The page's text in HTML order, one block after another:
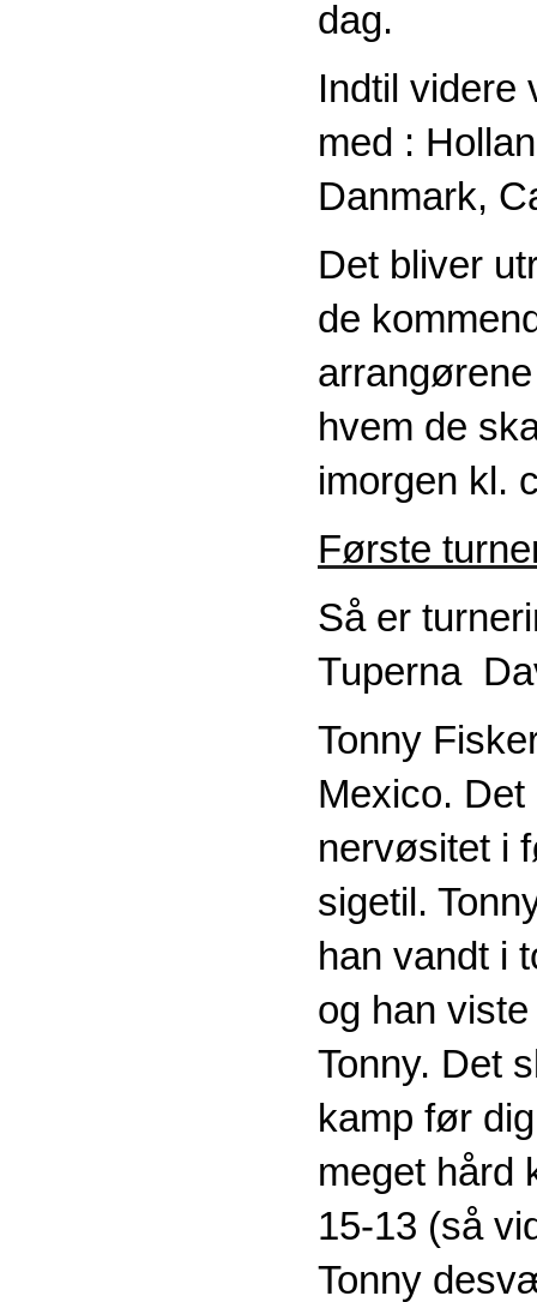
dag.
Indtil videre
med :
Danmark,
Det bliver
de
hvem de
imorgen kl.
Første
Så er
Tuperna
Tonny
Mexico.
nervøsitet i
sigetil.
han vandt i
og han
Tonny. Det
kamp før
meget hård
15-13 (så
Tonny